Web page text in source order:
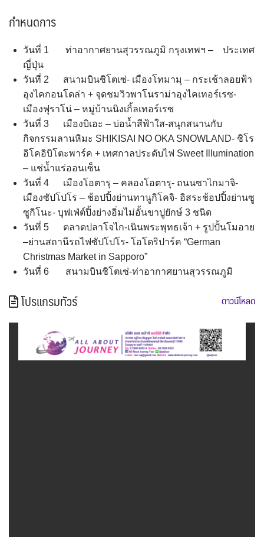
กำหนดการ
วันที่ 1 ท่าอากาศยานสุวรรณภูมิ กรุงเทพฯ – ประเทศ
ญี่ปุ่น
วันที่ 2 สนามบินชิโตเซ่- เมืองโทมามุ – กระเช้าลอยฟ้า
อุงไคกอนโดล่า + จุดชมวิวพาโนราม่าอุงไคเทอร์เรซ-
เมืองฟุราโน่ – หมู่บ้านนิงเกิ้ลเทอร์เรซ
วันที่ 3 เมืองบิเอะ – บ่อน้ำสีฟ้าใส-สนุกสนานกับ
กิจกรรมลานหิมะ SHIKISAI NO OKA SNOWLAND- ชิโร
อิโคอิบิโตะพาร์ค + เทศกาลประดับไฟ Sweet Illumination
– แช่น้ำแร่ออนเซ็น
วันที่ 4 เมืองโอตารุ – คลองโอตารุ- ถนนซาไกมาจิ-
เมืองซัปโปโร – ช้อปปิ้งย่านทานูกิโคจิ- อิสระช้อปปิ้งย่านซู
ซูกิโนะ- บุฟเฟ่ต์ปิ้งย่างอิ่มไม่อั้นขาปูยักษ์ 3 ชนิด
วันที่ 5 ตลาดปลาโจไก-เนินพระพุทธเจ้า + รูปปั้นโมอาย
–ย่านสถานีรถไฟซัปโปโร- โอโดริปาร์ค “German
Christmas Market in Sapporo”
วันที่ 6 สนามบินชิโตเซ่-ท่าอากาศยานสุวรรณภูมิ
โปรแกรมทัวร์ ดาวน์โหลด